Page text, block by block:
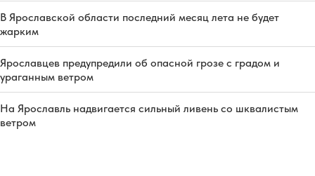
В Ярославской области последний месяц лета не будет
жарким
Ярославцев предупредили об опасной грозе с градом и
ураганным ветром
На Ярославль надвигается сильный ливень со шквалистым
ветром